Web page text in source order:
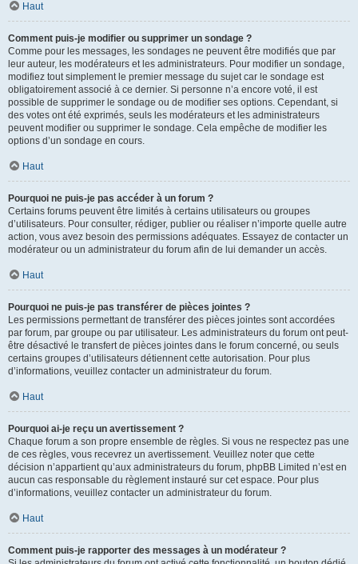
Haut
Comment puis-je modifier ou supprimer un sondage ?
Comme pour les messages, les sondages ne peuvent être modifiés que par
leur auteur, les modérateurs et les administrateurs. Pour modifier un sondage,
modifiez tout simplement le premier message du sujet car le sondage est
obligatoirement associé à ce dernier. Si personne n’a encore voté, il est
possible de supprimer le sondage ou de modifier ses options. Cependant, si
des votes ont été exprimés, seuls les modérateurs et les administrateurs
peuvent modifier ou supprimer le sondage. Cela empêche de modifier les
options d’un sondage en cours.
Haut
Pourquoi ne puis-je pas accéder à un forum ?
Certains forums peuvent être limités à certains utilisateurs ou groupes
d’utilisateurs. Pour consulter, rédiger, publier ou réaliser n’importe quelle autre
action, vous avez besoin des permissions adéquates. Essayez de contacter un
modérateur ou un administrateur du forum afin de lui demander un accès.
Haut
Pourquoi ne puis-je pas transférer de pièces jointes ?
Les permissions permettant de transférer des pièces jointes sont accordées
par forum, par groupe ou par utilisateur. Les administrateurs du forum ont peut-
être désactivé le transfert de pièces jointes dans le forum concerné, ou seuls
certains groupes d’utilisateurs détiennent cette autorisation. Pour plus
d’informations, veuillez contacter un administrateur du forum.
Haut
Pourquoi ai-je reçu un avertissement ?
Chaque forum a son propre ensemble de règles. Si vous ne respectez pas une
de ces règles, vous recevrez un avertissement. Veuillez noter que cette
décision n’appartient qu’aux administrateurs du forum, phpBB Limited n’est en
aucun cas responsable du règlement instauré sur cet espace. Pour plus
d’informations, veuillez contacter un administrateur du forum.
Haut
Comment puis-je rapporter des messages à un modérateur ?